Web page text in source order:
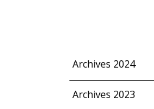
Archives 2024
Archives 2023